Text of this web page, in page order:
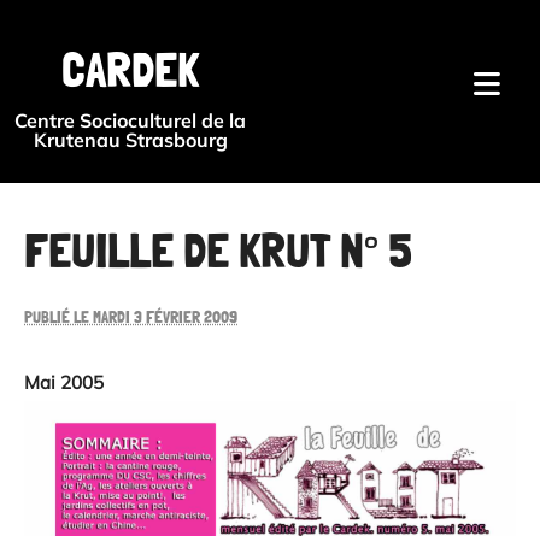
CARDEK
Centre Socioculturel de la
Krutenau Strasbourg
FEUILLE DE KRUT N° 5
PUBLIÉ LE MARDI 3 FÉVRIER 2009
Mai 2005